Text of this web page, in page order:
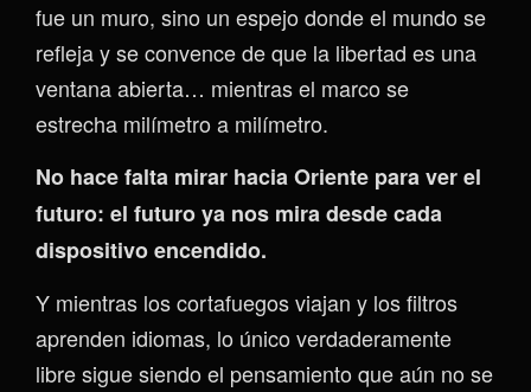
fue un muro, sino un espejo donde el mundo se
refleja y se convence de que la libertad es una
ventana abierta… mientras el marco se
estrecha milímetro a milímetro.
No hace falta mirar hacia Oriente para ver el
futuro: el futuro ya nos mira desde cada
dispositivo encendido.
Y mientras los cortafuegos viajan y los filtros
aprenden idiomas, lo único verdaderamente
libre sigue siendo el pensamiento que aún no se